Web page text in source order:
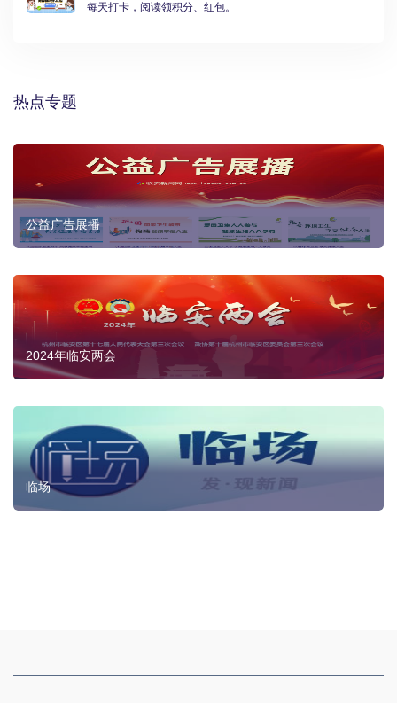
每天打卡，阅读领积分、红包。
热点专题
公益广告展播
2024年临安两会
临场